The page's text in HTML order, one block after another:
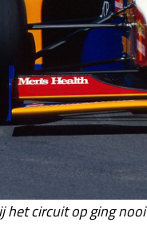
het circuit op ging